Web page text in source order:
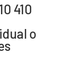
410
o